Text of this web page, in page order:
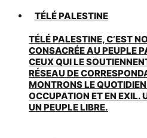
TÉLÉ PALESTINE
TÉLÉ PALESTINE, C’EST
CONSACRÉE AU PEUPLE
CEUX QUI LE
RÉSEAU DE
MONTRONS LE
OCCUPATION ET EN EXIL.
UN PEUPLE LIBRE.